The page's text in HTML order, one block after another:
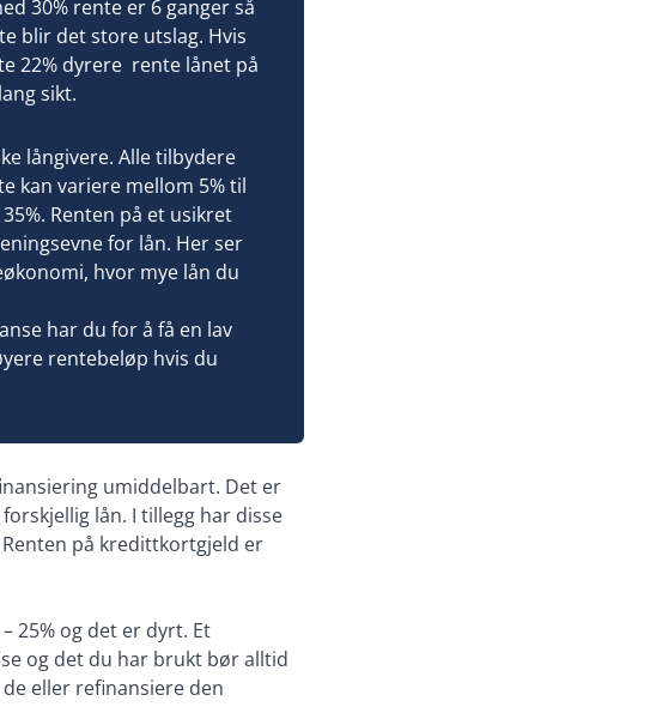
30% rente er 6 ganger så
blir det store utslag. Hvis
22% dyrere rente lånet på
sikt.
långivere. Alle tilbydere
kan variere mellom 5% til
Renten på et usikret
for lån. Her ser
hvor mye lån du
har du for å få en lav
rentebeløp hvis du
umiddelbart. Det er
lån. I tillegg har disse
på kredittkortgjeld er
25% og det er dyrt. Et
og det du har brukt bør alltid
eller refinansiere den